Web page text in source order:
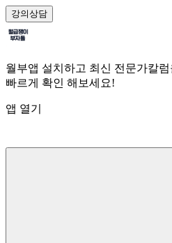
강의상담
월부앱 설치하고 최신 전문가칼럼
빠르게 확인 해보세요!
앱 열기